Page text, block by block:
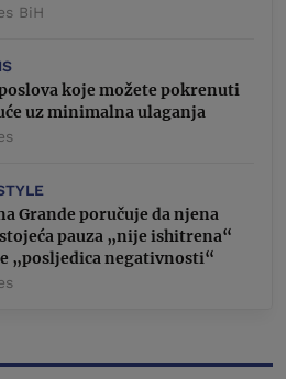
BiH
koje možete pokrenuti
uz minimalna ulaganja
Grande poručuje da njena
pauza „nije ishitrena“
„posljedica negativnosti“